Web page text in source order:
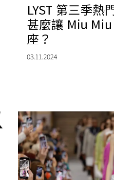
LYST 第三季熱
甚麼讓 Miu
座？
03.11.2024